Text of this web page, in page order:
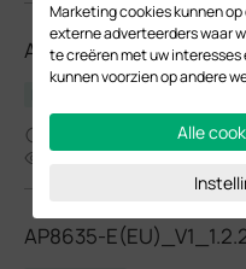
AP8635-
2001
AP8635-
Marketing cookies kunnen
externe adverteerders waar
te creëren met uw
kunnen voorzien op andere
Alle